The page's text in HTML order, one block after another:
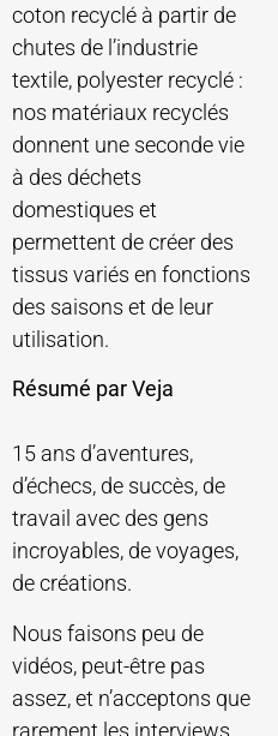
coton recyclé à partir de
chutes de l’industrie
textile, polyester recyclé :
nos matériaux recyclés
donnent une seconde vie
à des déchets
domestiques et
permettent de créer des
tissus variés en fonctions
des saisons et de leur
utilisation.
Résumé par Veja
15 ans d’aventures,
d’échecs, de succès, de
travail avec des gens
incroyables, de voyages,
de créations.
Nous faisons peu de
vidéos, peut-être pas
assez, et n’acceptons que
rarement les interviews